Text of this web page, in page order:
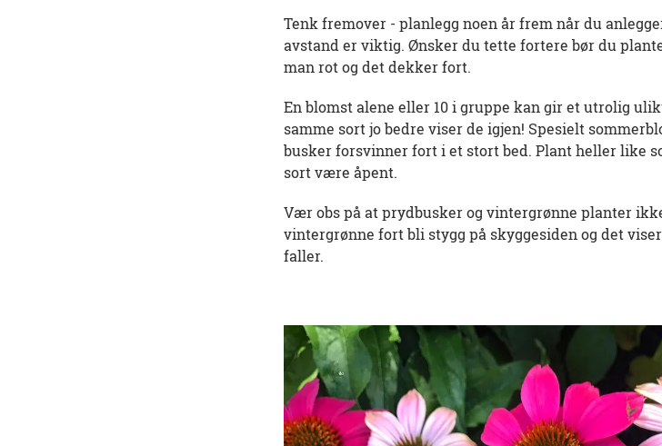
Tenk fremover - planlegg noen år frem når du
avstand er viktig. Ønsker du tette fortere bør du
man rot og det dekker fort.
En blomst alene eller 10 i gruppe kan gir et utrolig
samme sort jo bedre viser de igjen! Spesielt
busker forsvinner fort i et stort bed. Plant heller like
sort være åpent.
Vær obs på at prydbusker og vintergrønne planter
vintergrønne fort bli stygg på skyggesiden og det
faller.